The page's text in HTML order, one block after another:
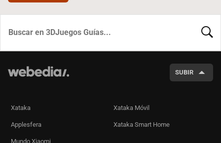
SUBIR
Xataka Xataka Móvil
Applesfera Xataka Smart Home
Mundo Xiaomi